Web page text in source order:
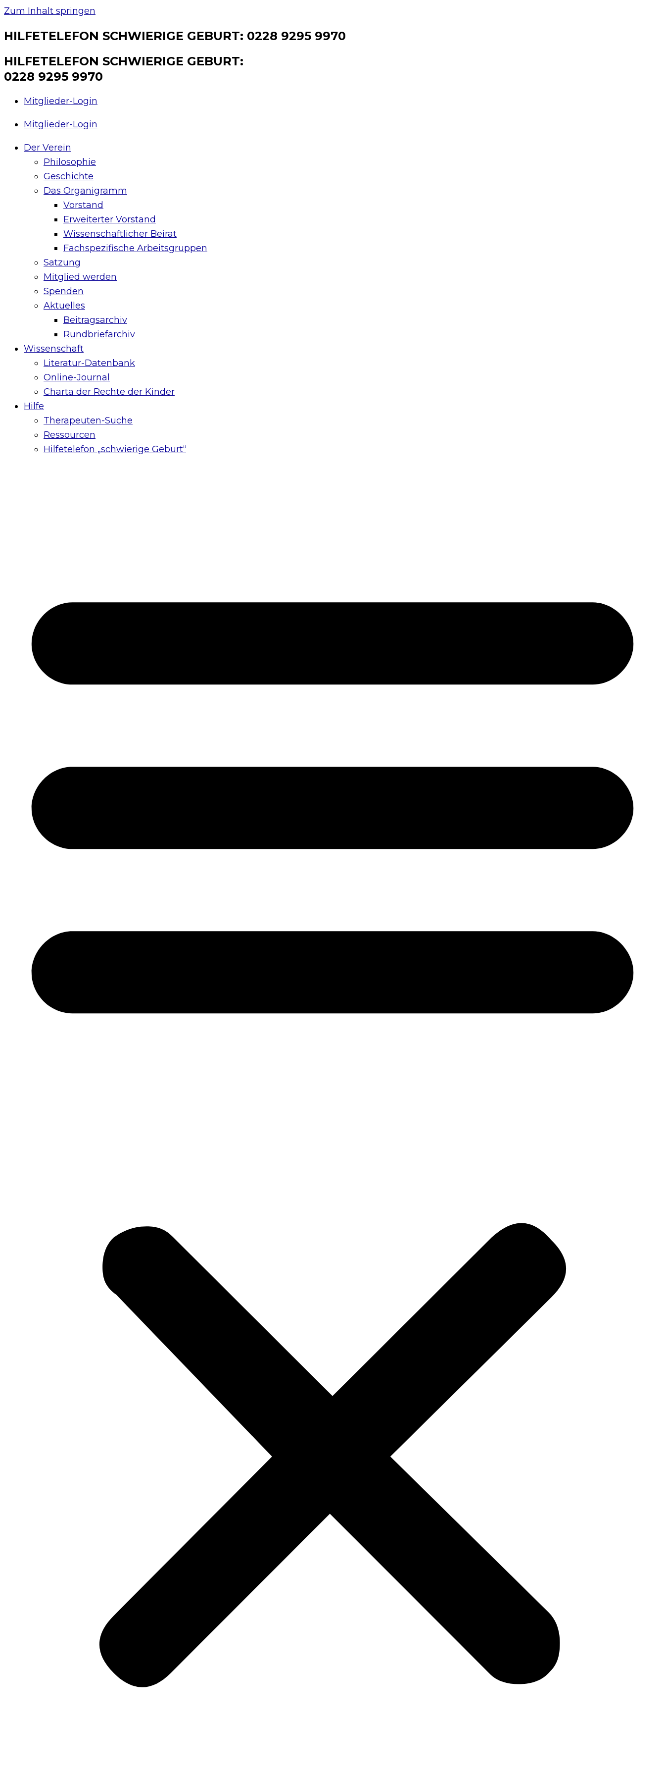
Zum Inhalt springen
HILFETELEFON SCHWIERIGE GEBURT: 0228 9295 9970
HILFETELEFON SCHWIERIGE GEBURT:
0228 9295 9970
Mitglieder-Login
Mitglieder-Login
Der Verein
Philosophie
Geschichte
Das Organigramm
Vorstand
Erweiterter Vorstand
Wissenschaftlicher Beirat
Fachspezifische Arbeitsgruppen
Satzung
Mitglied werden
Spenden
Aktuelles
Beitragsarchiv
Rundbriefarchiv
Wissenschaft
Literatur-Datenbank
Online-Journal
Charta der Rechte der Kinder
Hilfe
Therapeuten-Suche
Ressourcen
Hilfetelefon „schwierige Geburt“